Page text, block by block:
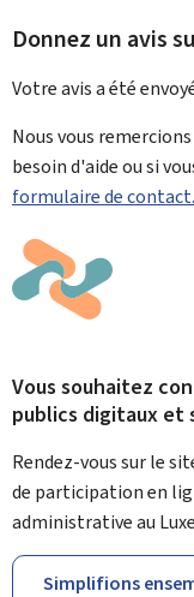
Donnez un avis
Votre avis a été
Nous vous
besoin d'aide ou si
formulaire de contact.
Vous souhaitez
publics digitaux et
Rendez-vous sur le
de participation en
administrative au
Simplifions